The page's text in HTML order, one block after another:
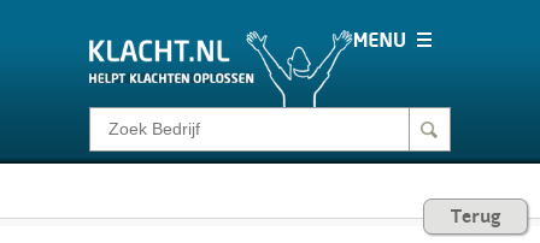
Klacht melden
Consumentenrecht Terug